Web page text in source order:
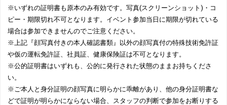
※いずれの証明書も原本のみ有効です。写真(スクリーンショット)・コ
ピー・期限切れ不可となります。イベント参加当日に期限が切れている
場合は参加できませんのでご注意ください。
※上記『顔写真付きの本人確認書類』以外の顔写真付の特殊技術免許証
や仮の運転免許証、社員証、健康保険証は不可となります。
※公的証明書はいずれも、公的に発行された状態のままお持ちくださ
い。
※ご本人と身分証明の顔写真に明らかに乖離があり、他の身分証明書な
どで証明が明らかにならない場合、スタッフの判断で参加をお断りする